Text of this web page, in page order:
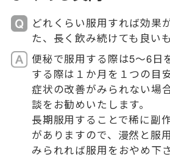
どれくらい服用すれば効果
た、長く飲み続けても良い
便秘で服用する際は5～6日
する際は１か月を１つの目
症状の改善がみられない場
談をお勧めいたします。
長期服用することで稀に副
がありますので、漫然と服
みられれば服用をおやめ下さ